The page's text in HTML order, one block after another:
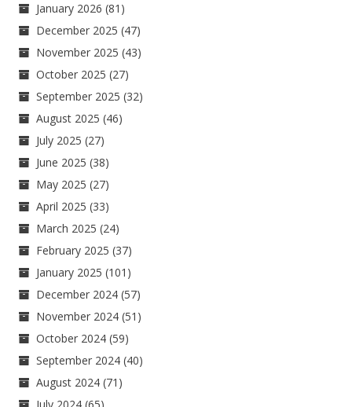
January 2026 (81)
December 2025 (47)
November 2025 (43)
October 2025 (27)
September 2025 (32)
August 2025 (46)
July 2025 (27)
June 2025 (38)
May 2025 (27)
April 2025 (33)
March 2025 (24)
February 2025 (37)
January 2025 (101)
December 2024 (57)
November 2024 (51)
October 2024 (59)
September 2024 (40)
August 2024 (71)